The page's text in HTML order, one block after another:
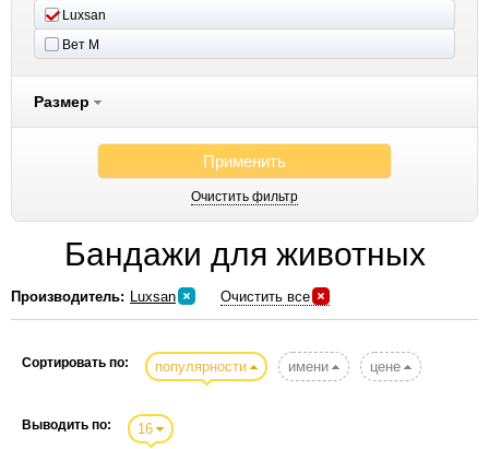
Luxsan
Вет М
Размер
Применить
Очистить фильтр
Бандажи для животных
Производитель: Luxsan Очистить все
Сортировать по: популярности имени цене
Выводить по: 16